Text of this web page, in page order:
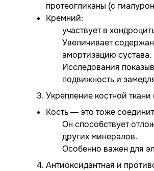
протеогликаны (с
Кремний:
участвует в
Увеличивает
амортизацию сустава.
Исследования
подвижность и
3. Укрепление костной ткани
Кость — это тоже
Он способствует
других минералов.
Особенно важен для
4. Антиоксидантная и